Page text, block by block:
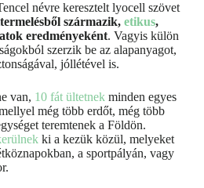
névre keresztelt lyocell szövet
származik, etikus,
eredményeként. Vagyis külön
szerzik be az alapanyagot,
jóllétével is.
van, 10 fát ültetnek minden egyes
még több erdőt, még több
teremtenek a Földön.
ki a kezük közül, melyeket
a sportpályán, vagy